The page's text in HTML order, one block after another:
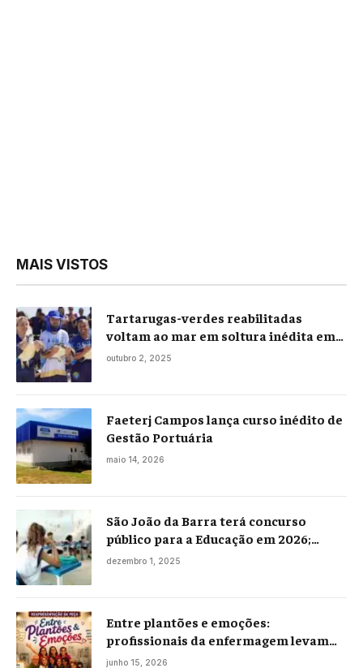
MAIS VISTOS
Tartarugas-verdes reabilitadas
voltam ao mar em soltura inédita em
Praia Seca
outubro 2, 2025
Faeterj Campos lança curso inédito de
Gestão Portuária
maio 14, 2026
São João da Barra terá concurso
público para a Educação em 2026;
projeto já está na Câmara
dezembro 1, 2025
Entre plantões e emoções:
profissionais da enfermagem levam
histórias reais ao palco em Campos
junho 15, 2026